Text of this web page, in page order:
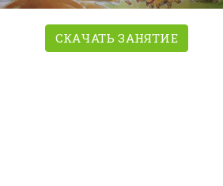
СКАЧАТЬ ЗАНЯТИЕ